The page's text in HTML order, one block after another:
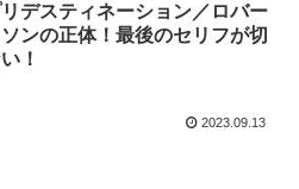
デスティネーション／ロバー
ソンの正体！最後のセリフが切
！
2023.09.13